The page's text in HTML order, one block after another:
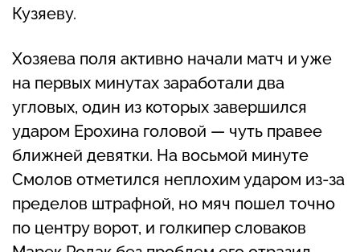
Кузяеву.
Хозяева поля активно начали матч и уже
на первых минутах заработали два
угловых, один из которых завершился
ударом Ерохина головой — чуть правее
ближней девятки. На восьмой минуте
Смолов отметился неплохим ударом из-за
пределов штрафной, но мяч пошел точно
по центру ворот, и голкипер словаков